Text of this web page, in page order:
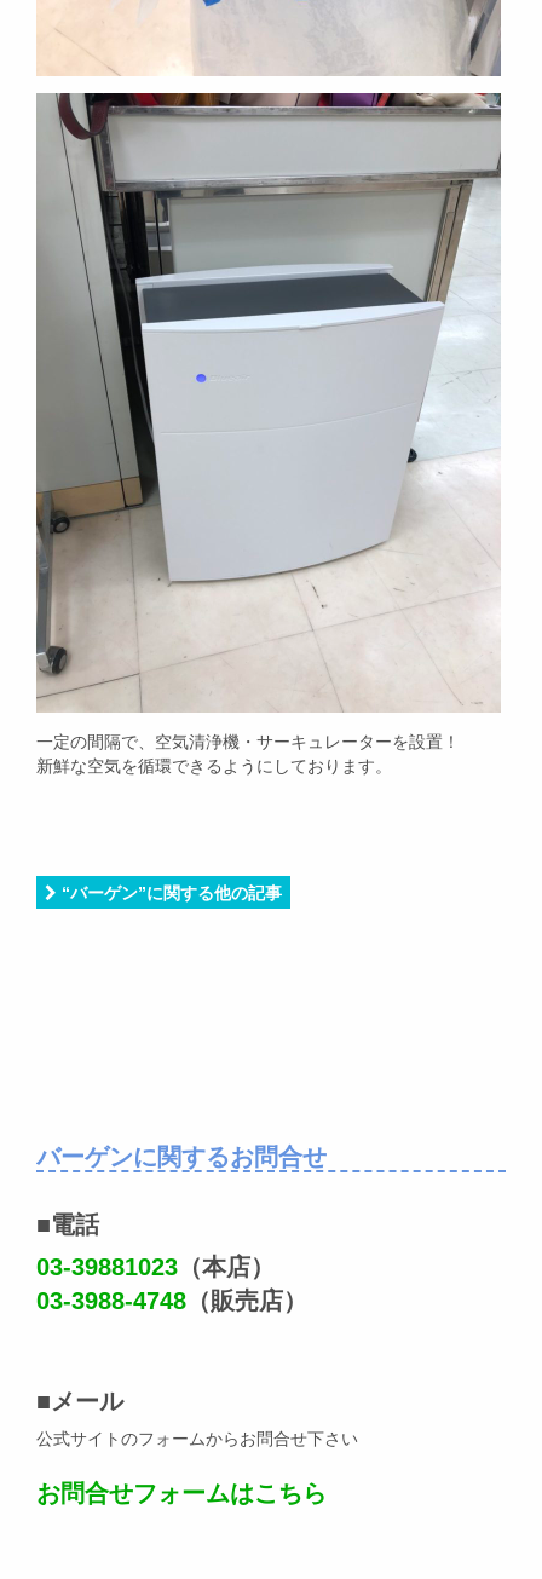
一定の間隔で、空気清浄機・サーキュレーターを設置！
新鮮な空気を循環できるようにしております。
“バーゲン”に関する他の記事
バーゲンに関するお問合せ
■電話
03-39881023 （本店）
03-3988-4748 （販売店）
■メール
公式サイトのフォームからお問合せ下さい
お問合せフォームはこちら